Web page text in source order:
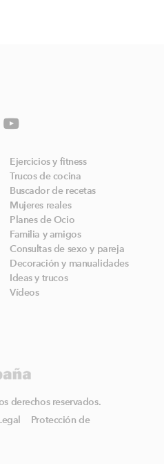
Ejercicios y fitness
Trucos de cocina
Buscador de recetas
Mujeres reales
Planes de Ocio
Familia y amigos
Consultas de sexo y pareja
Decoración y manualidades
Ideas y trucos
Vídeos
derechos reservados.
Protección de